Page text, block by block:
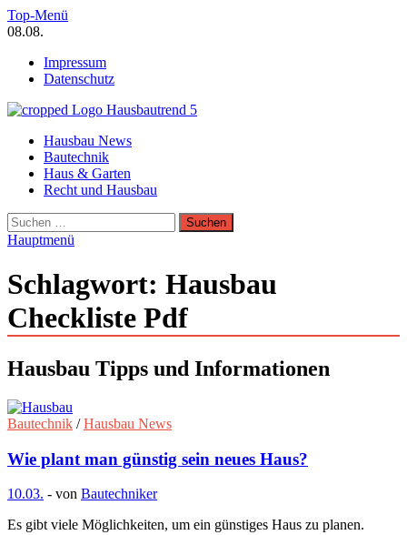
Zum
Inhalt
Top-Menü
08.08.
Impressum
Datenschutz
Hausbautrend Hausbau Trends
Hausbau, Modernisierung, Energietechnik, Haustechnik
Hausbau News
Bautechnik
Haus & Garten
Recht und Hausbau
Suchen
nach:
Hauptmenü
Schlagwort: Hausbau
Checkliste Pdf
Hausbau Tipps und Informationen
Bautechnik /Hausbau News
Wie plant man günstig sein neues Haus?
10.03. - von Bautechniker
Es gibt viele Möglichkeiten, um ein günstiges Haus zu planen.